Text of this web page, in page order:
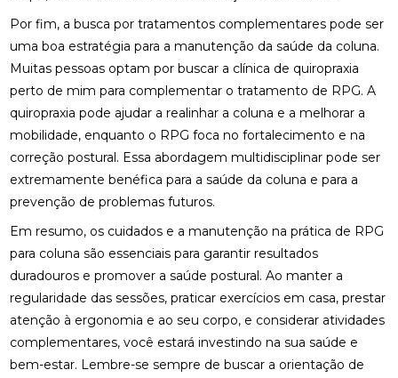
Por fim, a busca por tratamentos complementares pode ser
uma boa estratégia para a manutenção da saúde da coluna.
Muitas pessoas optam por buscar a clínica de quiropraxia
perto de mim para complementar o tratamento de RPG. A
quiropraxia pode ajudar a realinhar a coluna e a melhorar a
mobilidade, enquanto o RPG foca no fortalecimento e na
correção postural. Essa abordagem multidisciplinar pode ser
extremamente benéfica para a saúde da coluna e para a
prevenção de problemas futuros.
Em resumo, os cuidados e a manutenção na prática de RPG
para coluna são essenciais para garantir resultados
duradouros e promover a saúde postural. Ao manter a
regularidade das sessões, praticar exercícios em casa, prestar
atenção à ergonomia e ao seu corpo, e considerar atividades
complementares, você estará investindo na sua saúde e
bem-estar. Lembre-se sempre de buscar a orientação de
O QUE É QUIROPRAXIA?
O QUE É RPG NA FISIOTERAPIA?
ONDE FAZER FISIOTERAPIA RESPIRATÓRIA E
BENEFÍCIOS DO TRATAMENTO
OS BENEFÍCIOS DA ACUPUNTURA PARA A SAÚDE E
BEM-ESTAR
SINTOMAS
TRATAMENTOS
OSTEOPATIA CERVICAL: BENEFÍCIOS QUE VOCÊ
PRECISA CONHECER